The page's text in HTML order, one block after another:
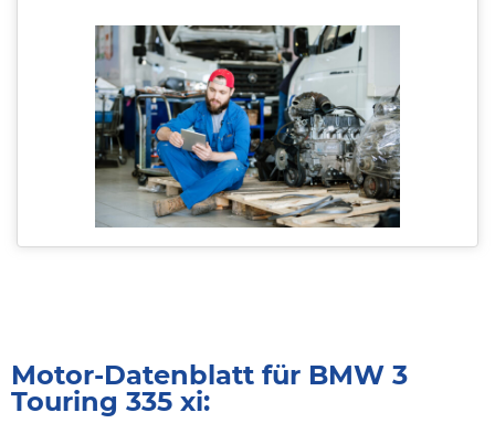
Motor-Datenblatt für BMW 3
Touring 335 xi: